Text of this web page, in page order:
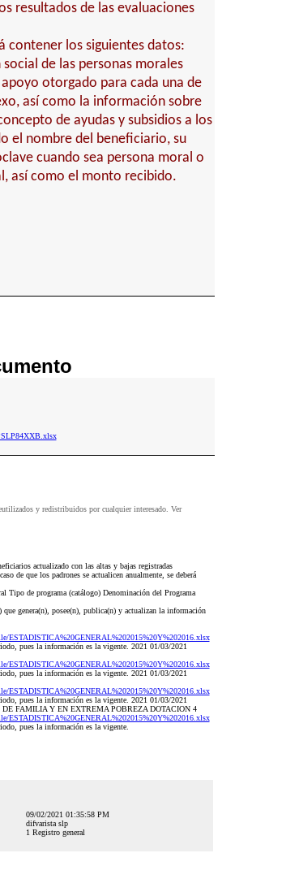
resultados de las evaluaciones
contener los siguientes datos:
de las personas morales
otorgado para cada una de
así como la información sobre
de ayudas y subsidios a los
el nombre del beneficiario, su
cuando sea persona moral o
así como el monto recibido.
y redistribuidos por cualquier interesado. Ver
actualizado con las altas y bajas registradas
de que los padrones se actualicen anualmente, se deberá
Tipo de programa (catálogo) Denominación del Programa
genera(n), posee(n), publica(n) y actualizan la información
ESTADISTICA%20GENERAL%202015%20Y%202016.xlsx
pues la información es la vigente. 2021 01/03/2021
ESTADISTICA%20GENERAL%202015%20Y%202016.xlsx
pues la información es la vigente. 2021 01/03/2021
ESTADISTICA%20GENERAL%202015%20Y%202016.xlsx
pues la información es la vigente. 2021 01/03/2021
DE FAMILIA Y EN EXTREMA POBREZA DOTACION 4
ESTADISTICA%20GENERAL%202015%20Y%202016.xlsx
pues la información es la vigente.
09/02/2021 01:35:58 PM
difvarista slp
1 Registro general